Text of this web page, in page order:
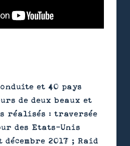
et 40 pays
de deux beaux et
réalisés : traversée
des Etats-Unis
2017 ; Raid